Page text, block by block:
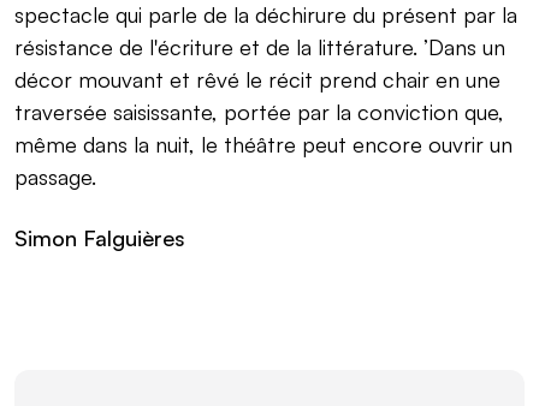
spectacle qui parle de la déchirure du présent par la
résistance de l'écriture et de la littérature. ’Dans un
décor mouvant et rêvé le récit prend chair en une
traversée saisissante, portée par la conviction que,
même dans la nuit, le théâtre peut encore ouvrir un
passage.
Simon Falguières